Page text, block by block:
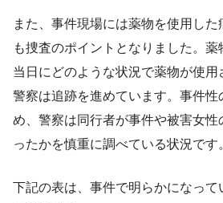
また、事件現場には薬物を使用した
も捜査のポイントとなりました。
当日にどのような状況で薬物が使用
警察は追跡を進めています。事件性
め、警察は同行者が事件や被害女性
ったかを慎重に調べている状況です
下記の表は、事件で明らかになって